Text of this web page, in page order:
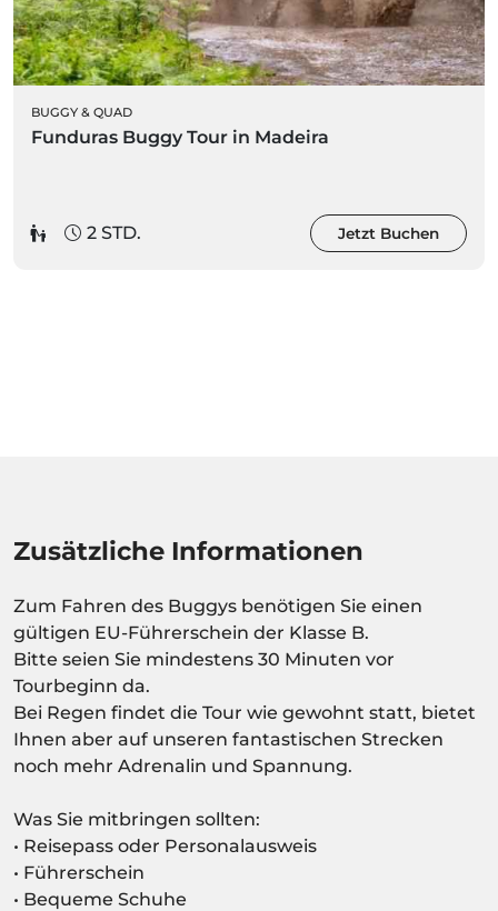
BUGGY & QUAD
Funduras Buggy Tour in Madeira
2 STD. Jetzt Buchen
Zusätzliche Informationen
Zum Fahren des Buggys benötigen Sie einen
gültigen EU-Führerschein der Klasse B.
Bitte seien Sie mindestens 30 Minuten vor
Tourbeginn da.
Bei Regen findet die Tour wie gewohnt statt, bietet
Ihnen aber auf unseren fantastischen Strecken
noch mehr Adrenalin und Spannung.
Was Sie mitbringen sollten:
• Reisepass oder Personalausweis
• Führerschein
• Bequeme Schuhe